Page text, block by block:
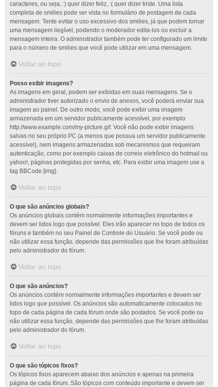
caracteres, ou seja, :) quer dizer feliz, :( quer dizer triste. Uma lista
completa de smilies pode ser vista no formulário de postagem de cada
mensagem. Tente evitar o uso excessivo dos smilies, já que podem tornar
uma mensagem ilegível, podendo o moderador edita-los ou excluir a
mensagem inteira. O administrador também pode ter configurado um limite
para o número de smilies que você pode utilizar em uma mensagem.
Voltar ao topo
Posso exibir imagens?
As imagens em geral, podem ser exibidas em suas mensagens. Se o
administrador tiver autorizado o envio de anexos, você poderá enviar sua
imagem ao painel. De outro modo, você pode exibir uma imagem
armazenada em um servidor publicamente acessível, por exemplo
http://www.example.com/my-picture.gif. Você não pode exibir imagens
salvas no seu próprio PC (a menos que possua um servidor publicamente
acessível), nem imagens armazenadas sob mecanismos que requeiram
autenticação, como por exemplo caixas de correio eletrônico do hotmail ou
yahoo!, páginas protegidas por senha, etc. Para exibir uma imagem use a
tag BBCode [img].
Voltar ao topo
O que são anúncios globais?
Os anúncios globais contém normalmente informações importantes e
devem ser lidos logo que possível. Eles irão aparecer no topo de todos os
fóruns e também no seu Painel de Controle do Usuário. Se você pode ou
não utilizar essa função, depende das permissões que lhe foram atribuídas
pelo administrador do fórum.
Voltar ao topo
O que são anúncios?
Os anúncios contém normalmente informações importantes e devem ser
lidos logo que possível. Os anúncios são automaticamente colocados no
topo de cada página de cada fórum onde são postados. Se você pode ou
não utilizar essa função, depende das permissões que lhe foram atribuídas
pelo administrador do fórum.
Voltar ao topo
O que são tópicos fixos?
Os tópicos fixos aparecem abaixo dos anúncios e apenas na primeira
página de cada fórum. São tópicos com conteúdo importante e devem ser